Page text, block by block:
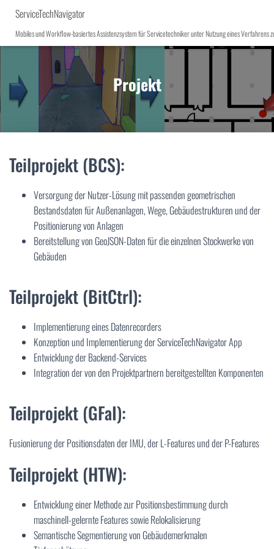
ServiceTechNavigator
Mobiles und Workflow-basiertes Assistenzsystem für Servicetechniker unter Nutzung eines Verfahrens
Projekt
Teilprojekt (BCS):
Versorgung der Nutzer-Lösung mit passenden geometrischen
Bestandsdaten für Außenanlagen, Wege, Gebäudestrukturen und der
Positionierung von Anlagen
Bereitstellung von GeoJSON-Daten für die einzelnen Stockwerke von
Gebäuden
Teilprojekt (BitCtrl):
Implementierung eines Datenrecorders
Konzeption und Implementierung der ServiceTechNavigator App
Entwicklung der Backend-Services
Integration der von den Projektpartnern bereitgestellten Komponenten
Teilprojekt (GFaI):
Fusionierung der Positionsdaten der IMU, der L-Features und der P-Features
Teilprojekt (HTW):
Entwicklung einer Methode zur Positionsbestimmung durch
maschinell-gelernte Features sowie Relokalisierung
Semantische Segmentierung von Gebäudemerkmalen